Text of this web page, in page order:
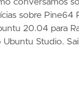
conversámos
sobre Pine64
20.04 para
Studio.